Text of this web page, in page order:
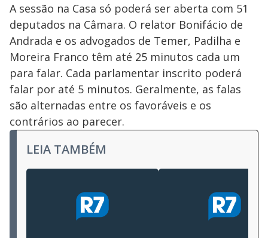
A sessão na Casa só poderá ser aberta com 51
deputados na Câmara. O relator Bonifácio de
Andrada e os advogados de Temer, Padilha e
Moreira Franco têm até 25 minutos cada um
para falar. Cada parlamentar inscrito poderá
falar por até 5 minutos. Geralmente, as falas
são alternadas entre os favoráveis e os
contrários ao parecer.
LEIA TAMBÉM